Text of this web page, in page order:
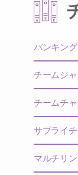
バンキング
チームジ
チームチ
サプライ
マルチリ